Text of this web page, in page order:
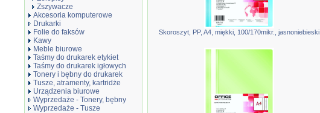
Zszywacze
Akcesoria komputerowe
Drukarki
Folie do faksów
Kawy
Meble biurowe
Taśmy do drukarek etykiet
Taśmy do drukarek igłowych
Tonery i bębny do drukarek
Tusze, atramenty, kartridże
Urządzenia biurowe
Wyprzedaże - Tonery, bębny
Wyprzedaże - Tusze
Skoroszyt, PP, A4, miękki, 100/170mikr., jasnoniebieski